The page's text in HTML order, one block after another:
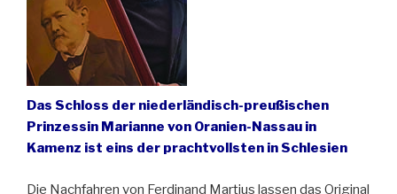
Das Schloss der niederländisch-preußischen
Prinzessin Marianne von Oranien-Nassau in
Kamenz ist eins der prachtvollsten in Schlesien
Die Nachfahren von Ferdinand Martius lassen das Original